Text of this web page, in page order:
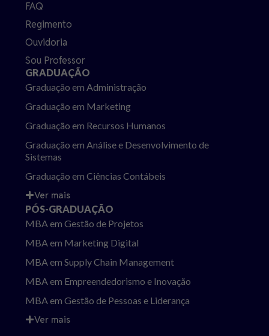
FAQ
Regimento
Ouvidoria
Sou Professor
GRADUAÇÃO
Graduação em Administração
Graduação em Marketing
Graduação em Recursos Humanos
Graduação em Análise e Desenvolvimento de
Sistemas
Graduação em Ciências Contábeis
Ver mais
PÓS-GRADUAÇÃO
MBA em Gestão de Projetos
MBA em Marketing Digital
MBA em Supply Chain Management
MBA em Empreendedorismo e Inovação
MBA em Gestão de Pessoas e Liderança
Ver mais